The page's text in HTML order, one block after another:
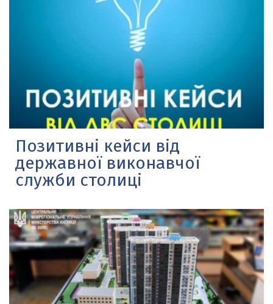
Позитивні кейси від
державної виконавчої
служби столиці